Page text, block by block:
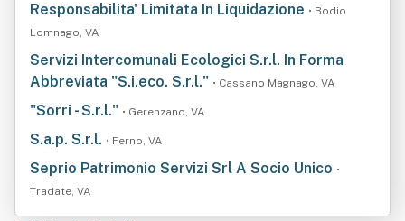
Responsabilita' Limitata In Liquidazione • Bodio
Lomnago, VA
Servizi Intercomunali Ecologici S.r.l. In Forma
Abbreviata "S.i.eco. S.r.l." • Cassano Magnago, VA
"Sorri - S.r.l." • Gerenzano, VA
S.a.p. S.r.l. • Ferno, VA
Seprio Patrimonio Servizi Srl A Socio Unico •
Tradate, VA